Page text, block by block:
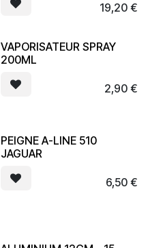
19,20€
VAPORISATEUR SPRAY
200ML
2,90€
PEIGNE A-LINE 510
JAGUAR
6,50€